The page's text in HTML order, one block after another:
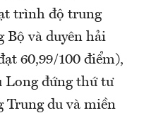
trình độ trung
Bộ và duyên hải
60,99/100 điểm),
Long đứng thứ tư
Trung du và miền